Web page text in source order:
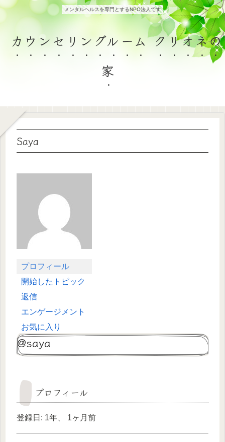
メンタルヘルスを専門とするNPO法人です
カウンセリングルーム クリオネの
家
Saya
プロフィール
開始したトピック
返信
エンゲージメント
お気に入り
@saya
プロフィール
登録日: 1年、 1ヶ月前